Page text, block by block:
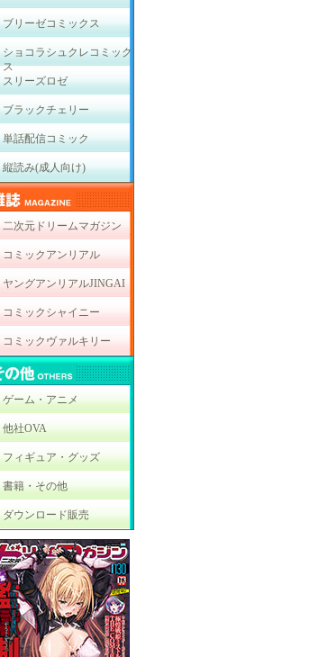
ブリーゼコミックス
ショコラシュクレコミック
ス
スリーズロゼ
ブラックチェリー
単話配信コミック
縦読み(成人向け)
二次元ドリームマガジン
コミックアンリアル
ヤングアンリアルJINGAI
コミックシャイニー
コミックヴァルキリー
ゲーム・アニメ
他社OVA
フィギュア・グッズ
書籍・その他
ダウンロード販売